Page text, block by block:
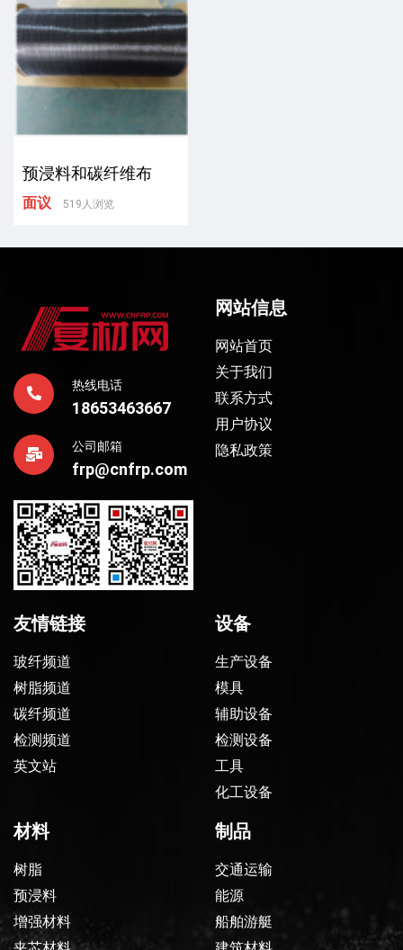
预浸料和碳纤维布
面议 519人浏览
热线电话
18653463667
公司邮箱
frp@cnfrp.com
网站信息
网站首页
关于我们
联系方式
用户协议
隐私政策
友情链接
玻纤频道
树脂频道
碳纤频道
检测频道
英文站
设备
生产设备
模具
辅助设备
检测设备
工具
化工设备
材料
树脂
预浸料
增强材料
制品
交通运输
能源
船舶游艇